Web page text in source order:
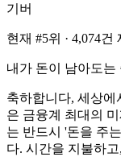
기버
현재 #5위 · 4,074건
내가 돈이 남아도는
축하합니다, 세상에
은 금융계 최대의
는 반드시 '돈을 주
다. 시간을 지불하